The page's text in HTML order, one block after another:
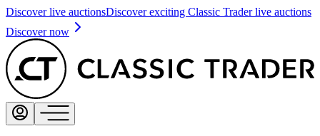
Discover live auctionsDiscover exciting Classic Trader live auctions
Discover now